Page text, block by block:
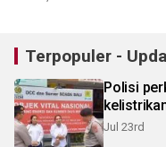
Terpopuler -
Polisi
Jul 23rd